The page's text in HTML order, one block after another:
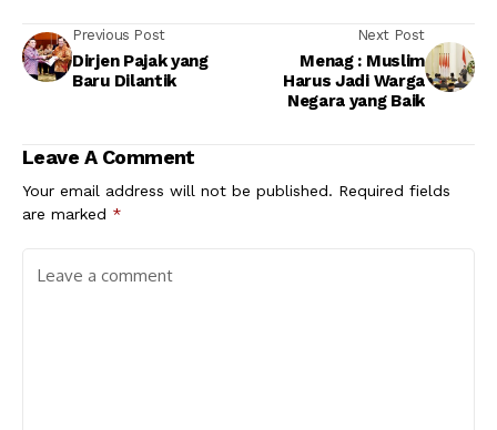
Previous Post
Dirjen Pajak yang
Baru Dilantik
Next Post
Menag : Muslim
Harus Jadi Warga
Negara yang Baik
Leave A Comment
Your email address will not be published. Required fields
are marked *